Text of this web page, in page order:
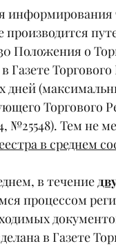
производится
Положения о
Газете
дней
Торгового
№25548). Тем не
в среднем
в течение
процессом
в Газете